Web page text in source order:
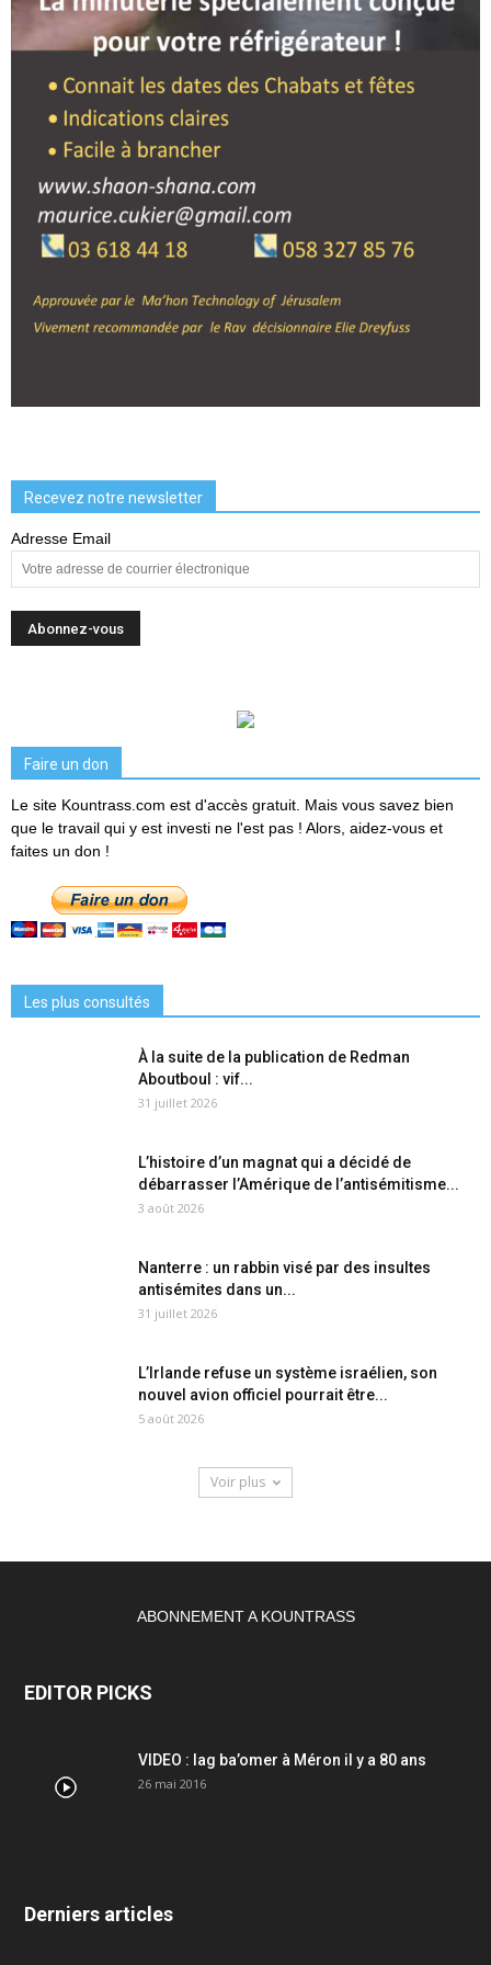
Recevez notre newsletter
Adresse Email
Faire un don
Le site Kountrass.com est d'accès gratuit. Mais vous savez bien
que le travail qui y est investi ne l'est pas ! Alors, aidez-vous et
faites un don !
Les plus consultés
À la suite de la publication de Redman
Aboutboul : vif...
31 juillet 2026
L’histoire d’un magnat qui a décidé de
débarrasser l’Amérique de l’antisémitisme...
3 août 2026
Nanterre : un rabbin visé par des insultes
antisémites dans un...
31 juillet 2026
L’Irlande refuse un système israélien, son
nouvel avion officiel pourrait être...
5 août 2026
Voir plus
ABONNEMENT A KOUNTRASS
EDITOR PICKS
VIDEO : lag ba’omer à Méron il y a 80 ans
26 mai 2016
Derniers articles